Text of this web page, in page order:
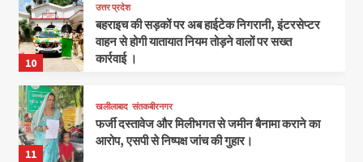
10
उत्तर प्रदेश
बहराइच की सड़कों पर अब हाईटेक निगरानी, इंटरसेप्टर
वाहन से होगी यातायात नियम तोड़ने वालों पर सख्त
कार्रवाई ।
11
खलीलाबाद संतकबीरनगर
फर्जी दस्तावेज और मिलीभगत से जमीन बैनामा कराने का
आरोप, एसपी से निष्पक्ष जांच की गुहार।